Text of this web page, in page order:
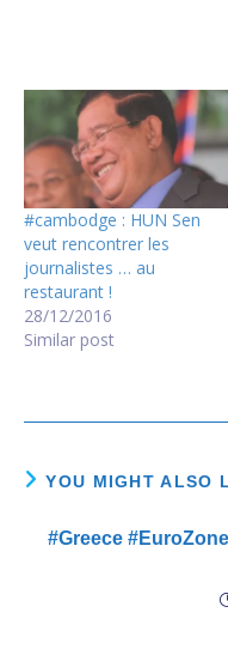
#cambodge : HUN Sen
veut rencontrer les
journalistes … au
restaurant !
28/12/2016
Similar post
YOU MIGHT ALSO
#Greece